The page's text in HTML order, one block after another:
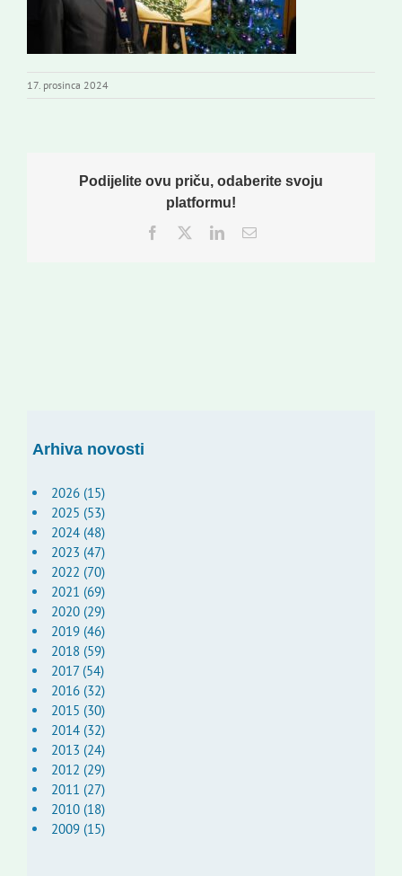
17. prosinca 2024
Podijelite ovu priču, odaberite svoju
platformu!
Facebook
TwitterLinkedInEmail:
Arhiva novosti
2026 (15)
2025 (53)
2024 (48)
2023 (47)
2022 (70)
2021 (69)
2020 (29)
2019 (46)
2018 (59)
2017 (54)
2016 (32)
2015 (30)
2014 (32)
2013 (24)
2012 (29)
2011 (27)
2010 (18)
2009 (15)